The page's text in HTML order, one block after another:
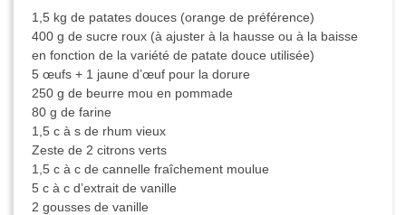
1,5 kg de patates douces (orange de préférence)
400 g de sucre roux (à ajuster à la hausse ou à la baisse
en fonction de la variété de patate douce utilisée)
5 œufs + 1 jaune d’œuf pour la dorure
250 g de beurre mou en pommade
80 g de farine
1,5 c à s de rhum vieux
Zeste de 2 citrons verts
1,5 c à c de cannelle fraîchement moulue
5 c à c d’extrait de vanille
2 gousses de vanille